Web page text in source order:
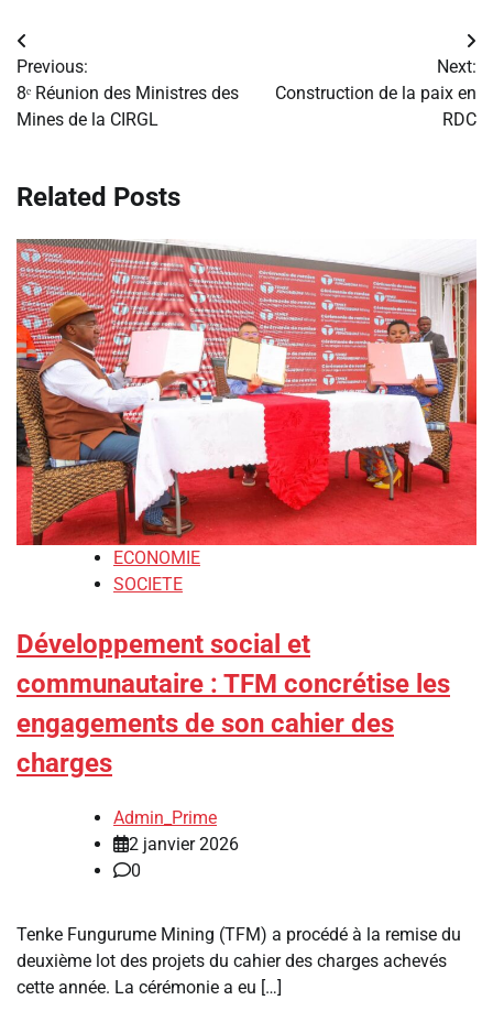
Navigation
de
l’article
Previous:
8ᵉ Réunion des Ministres des
Mines de la CIRGL
Next:
Construction de la paix en
RDC
Related Posts
ECONOMIE
SOCIETE
Développement social et
communautaire : TFM concrétise les
engagements de son cahier des
charges
Admin_Prime
2 janvier 2026
0
Tenke Fungurume Mining (TFM) a procédé à la remise du
deuxième lot des projets du cahier des charges achevés
cette année. La cérémonie a eu […]